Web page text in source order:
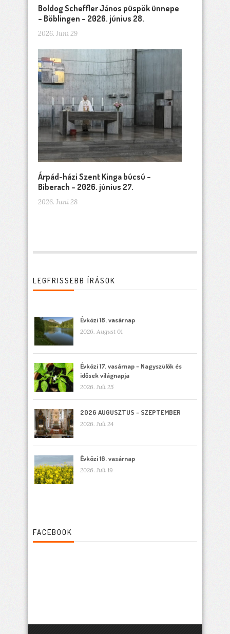
Boldog Scheffler János püspök ünnepe
– Böblingen – 2026. június 28.
2026. Juni 29
Árpád-házi Szent Kinga búcsú –
Biberach – 2026. június 27.
2026. Juni 28
LEGFRISSEBB ÍRÁSOK
Évközi 18. vasárnap
2026. August 01
Évközi 17. vasárnap – Nagyszülők és
idősek világnapja
2026. Juli 25
2026 AUGUSZTUS – SZEPTEMBER
2026. Juli 24
Évközi 16. vasárnap
2026. Juli 19
FACEBOOK